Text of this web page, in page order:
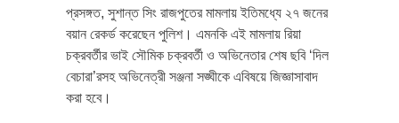
প্রসঙ্গত, সুশান্ত সিং রাজপুতের মামলায় ইতিমধ্যে ২৭ জনের
বয়ান রেকর্ড করেছেন পুলিশ। এমনকি এই মামলায় রিয়া
চক্রবর্তীর ভাই সৌমিক চক্রবর্তী ও অভিনেতার শেষ ছবি ‘দিল
বেচারা’রসহ অভিনেত্রী সঞ্জনা সঙ্ঘীকে এবিষয়ে জিজ্ঞাসাবাদ
করা হবে।